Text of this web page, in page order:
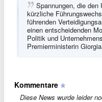
Spannungen, die den
kürzliche
führenden
einen entscheidenden
Politik und
Premierministerin
Kommentare
Diese News wurde leider